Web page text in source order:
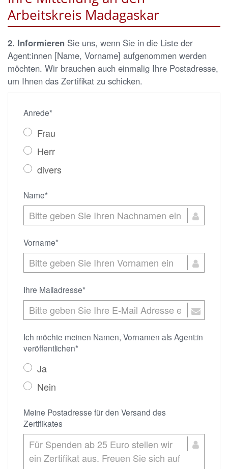
Arbeitskreis Madagaskar
2. Informieren Sie uns, wenn Sie in die Liste der
Agent:innen [Name, Vorname] aufgenommen werden
möchten. Wir brauchen auch einmalig Ihre Postadresse,
um Ihnen das Zertifikat zu schicken.
Anrede*
Frau
Herr
divers
Name*
Vorname*
Ihre Mailadresse*
Ich möchte meinen Namen, Vornamen als Agent:in
veröffentlichen*
Ja
Nein
Meine Postadresse für den Versand des
Zertifikates